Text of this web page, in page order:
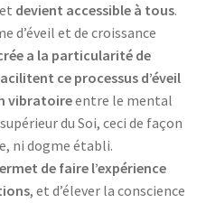
devient accessible à tous.
d’éveil et de croissance
a la particularité de
ce processus d’éveil
vibratoireentre le mental
du Soi, ceci de façon
ni dogme établi.
de faire l’expérience
, et d’élever la conscience